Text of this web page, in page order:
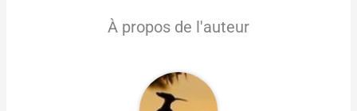
À propos de l'auteur